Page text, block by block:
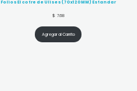
Folios El cofre de Ulises (70x120MM) Estandar
$ 7.68
Agregar al Carrito